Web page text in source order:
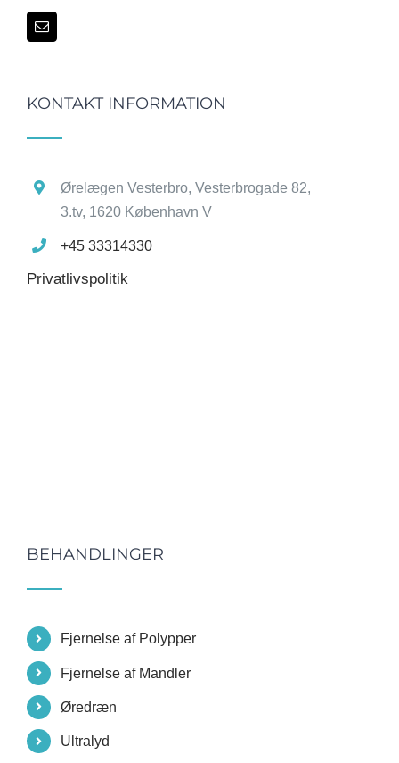
KONTAKT INFORMATION
Ørelægen Vesterbro, Vesterbrogade 82,
3.tv, 1620 København V
+45 33314330
Privatlivspolitik
BEHANDLINGER
Fjernelse af Polypper
Fjernelse af Mandler
Øredræn
Ultralyd